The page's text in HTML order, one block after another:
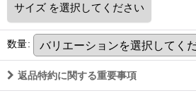
サイズ を選択してください
数量:
返品特約に関する重要事項